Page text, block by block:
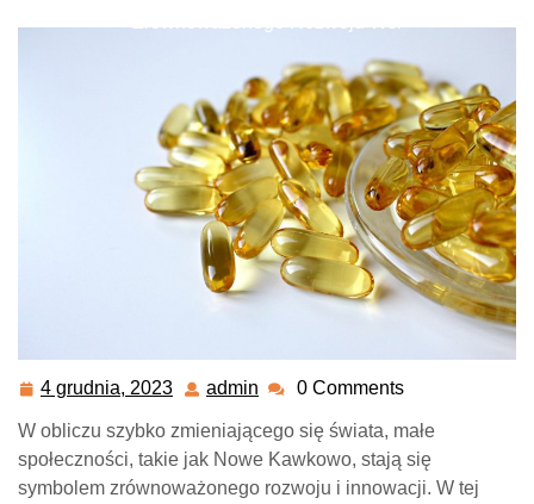
4 grudnia, 2023 admin admin0 Comments
W obliczu szybko zmieniającego się świata, małe
społeczności, takie jak Nowe Kawkowo, stają się
symbolem zrównoważonego rozwoju i innowacji. W tej